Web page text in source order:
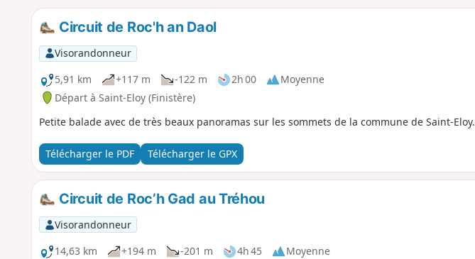
Circuit de Roc'h an Daol
Visorandonneur
5,91 km
+117 m -122 m 2h 00
Moyenne
Départ à Saint-Eloy (Finistère)
Petite balade avec de très beaux panoramas sur les sommets de la commune de Saint-Eloy.
Télécharger le PDF Télécharger le GPX
Circuit de Roc’h Gad au Tréhou
Visorandonneur
14,63 km
+194 m -201 m 4h 45
Moyenne